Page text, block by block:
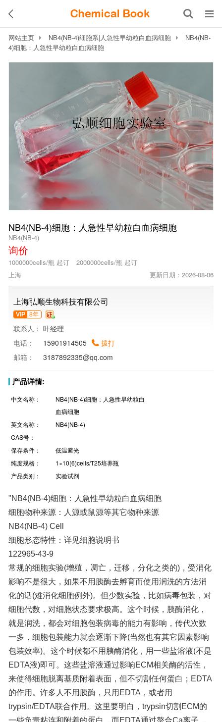
网站主页 NB4(NB-4)细胞系|人急性早幼粒白血病细胞
NB4(NB-
4)细胞：人急性早幼粒白血病细胞
NB4(NB-4)细胞：人急性早幼粒白血病细胞
NB4(NB-4)
询价
1000000cells/瓶 起订
2000000cells/瓶 起订
上海
更新日期：2026-08-06
上海弘顺生物科技有限公司
VIP 8年
联系人： 叶经理
电话：
15901914505
拨打
邮箱：
3187892335@qq.com
产品详情:
中文名称：
NB4(NB-4)细胞：人急性早幼粒白
血病细胞
英文名称：
NB4(NB-4)
CAS号：
保存条件：
低温避光
纯度规格：
1×10(6)cells/T25培养瓶
产品类别：
实验试剂
"NB4(NB-4)细胞：人急性早幼粒白血病细胞
细胞物种来源：人源或鼠源等其它物种来源
NB4(NB-4) Cell
细胞形态特性：详见细胞说明书
122965-43-9
常规的细胞实验(增殖，凋亡，迁移，分化之类的)，受消化
影响不是很大，如果不用胰酶去孵育而使用润洗的方法消
化的话(难消化细胞例外)。但少数实验，比如病毒包装，对
细胞代数，对细胞状态要求极高。这个时候，胰酶消化，
就是润洗，都会对细胞包装病毒的能力有影响，传代次数
一多，细胞包装能力就会逐渐下降(当然也有其它因素影响
包装效率)。这个时候都不用胰酶消化，用一些盐溶液(不是
EDTA液)即可。这些盐溶液通过影响ECM相关酶的活性，
来使得细胞脱离基质附着表面，但不切割任何蛋白；EDTA
的作用。许多人不用胰酶，只用EDTA，或者用
trypsin/EDTA联合作用。这里要明白，trypsin切割ECM的
一些负责粘连和附着的蛋白，而EDTA通过螯合Ca离子，
作用于Integrin的活性，所以EDTA的作用更加温和。有的
人在trypsin里添加一些EDTA，或者对付特别难消化的细
胞，添加多一些EDTA，就是这个道理。一般不要试图延长
消化时间(如果10min还消化不彻底的话)，而应该想其它办
法；PBS洗涤。消化之前用PBS洗涤，是常见的操作，因
为Serum含有抑制trypsin的蛋白。但这里面也有学问可以
讲，对于一些难消化细胞，那么可以配制不含Ca，Mg离子
的PBS，因为这些离子也会抑制trypsin的活性。但对于绝
大部分胰酶或者EDTA溶液润洗即可消化的细胞，不需要配